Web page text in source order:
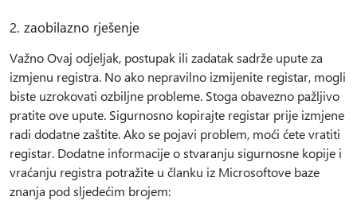
2. zaobilazno rješenje
Važno Ovaj odjeljak, postupak ili zadatak sadrže upute za
izmjenu registra. No ako nepravilno izmijenite registar, mogli
biste uzrokovati ozbiljne probleme. Stoga obavezno pažljivo
pratite ove upute. Sigurnosno kopirajte registar prije izmjene
radi dodatne zaštite. Ako se pojavi problem, moći ćete vratiti
registar. Dodatne informacije o stvaranju sigurnosne kopije i
vraćanju registra potražite u članku iz Microsoftove baze
znanja pod sljedećim brojem: